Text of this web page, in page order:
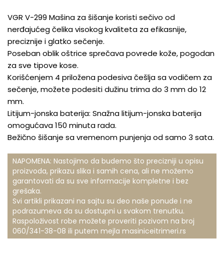
VGR V-299 Mašina za šišanje koristi sečivo od
nerđajućeg čelika visokog kvaliteta za efikasnije,
preciznije i glatko sečenje.
Poseban oblik oštrice sprečava povrede kože, pogodan
za sve tipove kose.
Korišćenjem 4 priložena podesiva češlja sa vodičem za
sečenje, možete podesiti dužinu trima do 3 mm do 12
mm.
Litijum-jonska baterija: Snažna litijum-jonska baterija
omogućava 150 minuta rada.
Bežično šišanje sa vremenom punjenja od samo 3 sata.
NAPOMENA: Nastojimo da budemo što precizniji u opisu
proizvoda, prikazu slika i samih cena, ali ne možemo
garantovati da su sve informacije kompletne i bez
grešaka.
Svi artikli prikazani na sajtu su deo naše ponude i ne
podrazumeva da su dostupni u svakom trenutku.
Raspoloživost robe možete proveriti pozivom na broj
060/341-38-08 ili putem mejla masiniceitrimeri.rs